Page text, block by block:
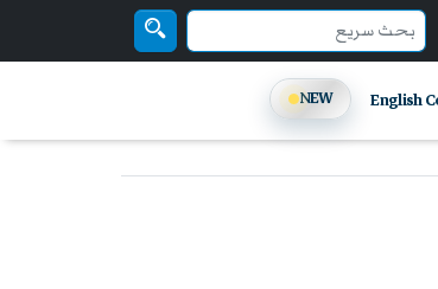
English
NEW